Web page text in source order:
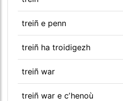
treiñ e penn
treiñ ha troidigezh
treiñ war
treiñ war e cʼhenoù